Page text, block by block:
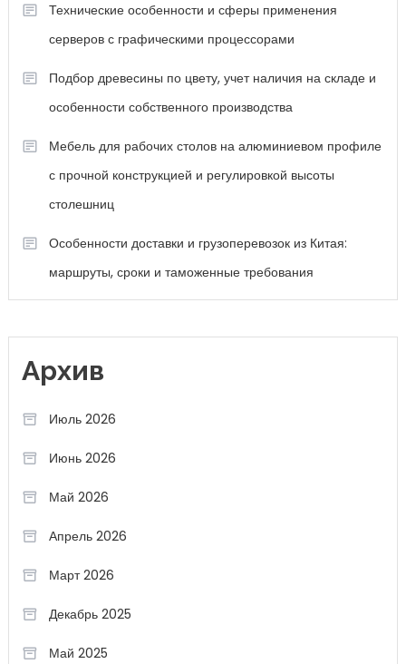
Технические особенности и сферы применения
серверов с графическими процессорами
Подбор древесины по цвету, учет наличия на складе и
особенности собственного производства
Мебель для рабочих столов на алюминиевом профиле
с прочной конструкцией и регулировкой высоты
столешниц
Особенности доставки и грузоперевозок из Китая:
маршруты, сроки и таможенные требования
Архив
Июль 2026
Июнь 2026
Май 2026
Апрель 2026
Март 2026
Декабрь 2025
Май 2025